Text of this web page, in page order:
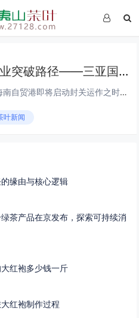
探讨自贸港封关的茶产业突破路径——三亚国际茶荟11月30日举行
一片“小叶子”，承载大产业。在海南自贸港即将启动封关运作之时，三亚将于11月30日举行2025三亚国际茶荟，以“茗贤聚三亚 茶通自贸港”为主题，众多茶商茶企、专家学者、银行机构、免税企业、行业商会将共同商讨自贸港封关背景下茶产业突破路径，积...
叶新闻
缘由与核心逻辑
茶产品在京发布，探索可持续消
红袍多少钱一斤
红袍制作过程